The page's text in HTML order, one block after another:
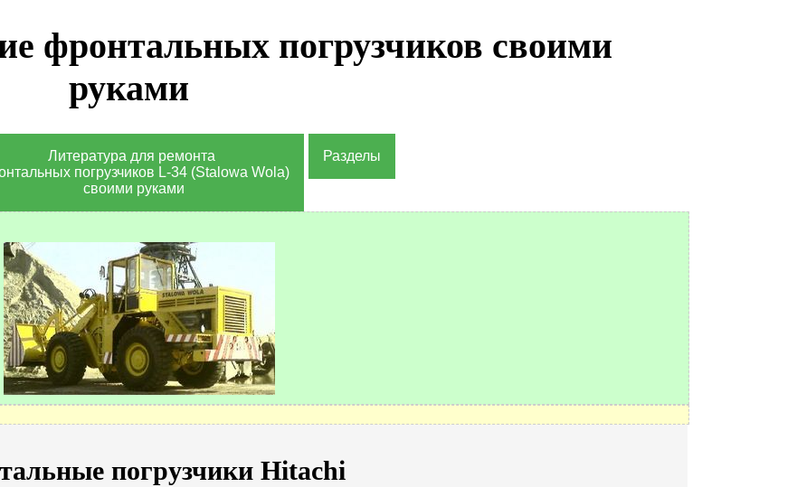
фронтальных погрузчиков своими
руками
Литература для ремонта
погрузчиков L-34 (Stalowa Wola)
своими руками
Разделы
погрузчики Hitachi